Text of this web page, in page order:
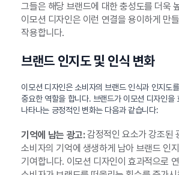
그들은 해당 브랜드에 대한 충성도를 더욱
이모션 디자인은 이런 연결을 용이하게 만
작용합니다.
브랜드 인지도 및 인식 변화
이모션 디자인은 소비자의 브랜드 인식과 인지도
중요한 역할을 합니다. 브랜드가 이모션 디자인을
나타나는 긍정적인 변화는 다음과 같습니다:
기억에 남는 광고:감정적인 요소가 강조된
소비자의 기억에 생생하게 남아 브랜드 인
기여합니다. 이모션 디자인이 효과적으로